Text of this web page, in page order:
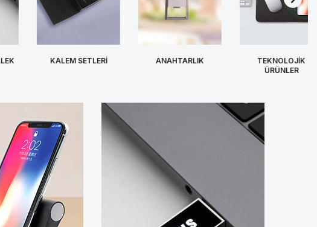
KALEM SETLERİ ANAHTARLIK
TEKNOLOJİK
ÜRÜNLER